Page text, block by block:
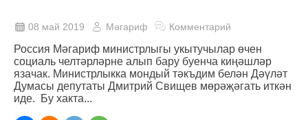
08 май 2019 Мәгариф Комментарий
Россия Мәгариф министрлыгы укытучылар өчен
социаль челтәрләрне алып бару буенча киңәшләр
язачак. Министрлыкка мондый тәкъдим белән Дәүләт
Думасы депутаты Дмитрий Свищев мөрәҗәгать иткән
иде. Бу хакта...